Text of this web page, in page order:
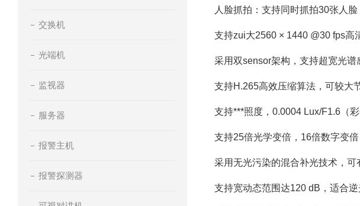
交换机
光端机
监视器
服务器
报警主机
报警探测器
人脸抓拍：支持同时抓拍30张人
支持zui大2560 × 1440 @30 fps高
采用双sensor架构，支持超宽光谱
支持H.265高效压缩算法，可较大
支持***照度，0.0004 Lux/F1.6（
支持25倍光学变倍，16倍数字变倍
采用无光污染的混合补光技术，
支持宽动态范围达120 dB，适合